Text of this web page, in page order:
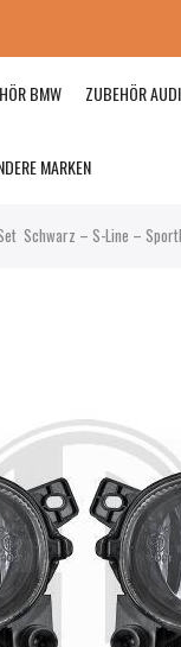
BMW ZUBEHÖR AUDI
MARKEN
Schwarz – S-Line –